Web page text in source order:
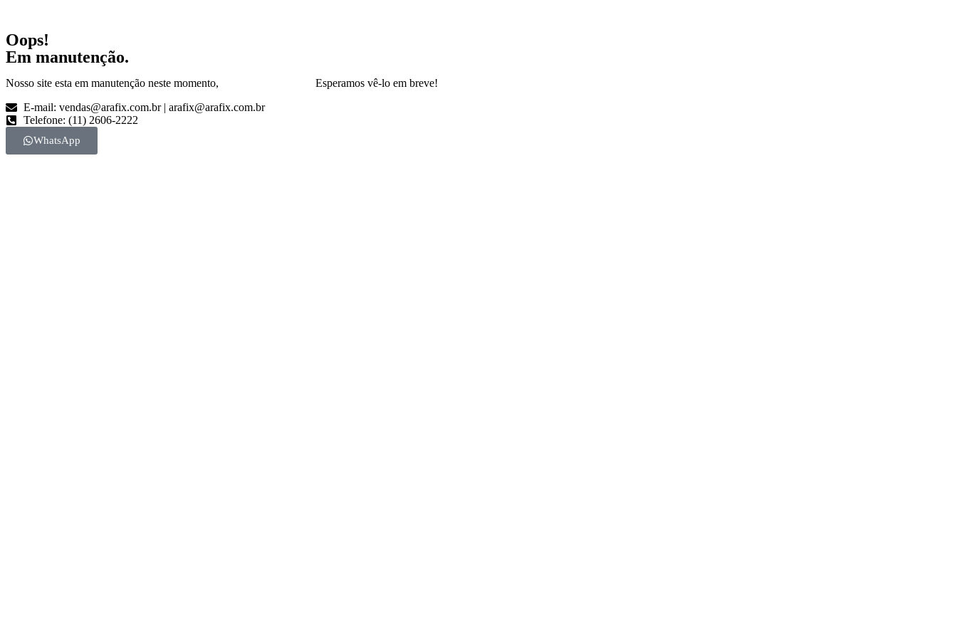
Oops!
Em manutenção.
Nosso site esta em manutenção neste momento, Esperamos vê-lo em breve!
E-mail: vendas@arafix.com.br | arafix@arafix.com.br
Telefone: (11) 2606-2222
WhatsApp